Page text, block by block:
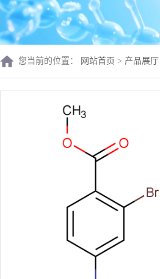
您当前的位置： 网站首页 > 产品展厅